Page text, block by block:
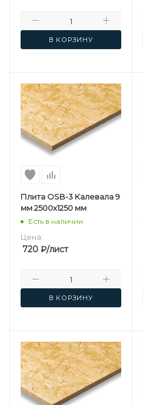
В КОРЗИНУ
Плита OSB-3 Калевала 9
мм 2500х1250 мм
Есть в наличии
Цена:
720 ₽/лист
В КОРЗИНУ